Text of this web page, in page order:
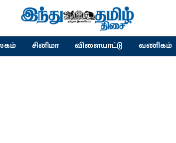
சினிமா விளையாட்டு வணிகம்